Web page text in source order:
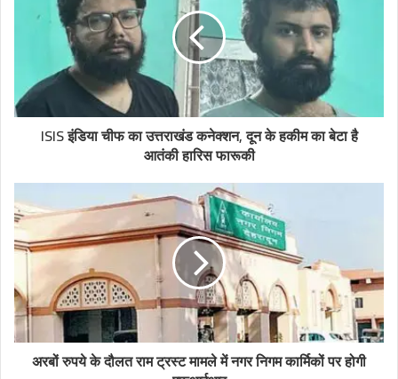
ISIS इंडिया चीफ का उत्तराखंड कनेक्शन, दून के हकीम का बेटा है
आतंकी हारिस फारूकी
अरबों रुपये के दौलत राम ट्रस्ट मामले में नगर निगम कार्मिकों पर होगी